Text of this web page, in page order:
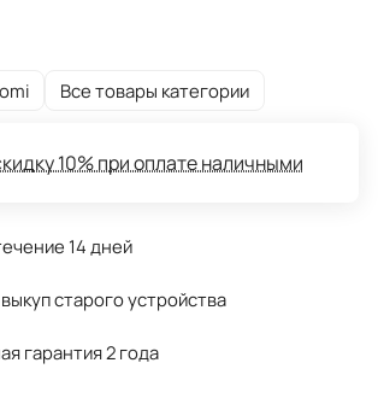
Все товары категории
10% при оплате наличными
14 дней
старого устройства
гарантия 2 года